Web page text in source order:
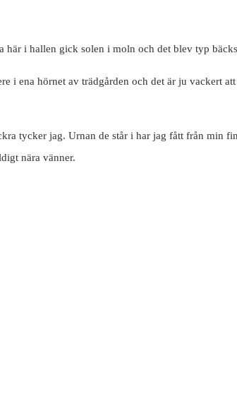
här i hallen gick solen i moln och det blev typ
i ena hörnet av trädgården och det är ju vackert
tycker jag. Urnan de står i har jag fått från min
nära vänner.